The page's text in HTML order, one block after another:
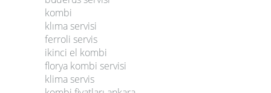
kombi
klıma servisi
ferroli servis
ikinci el kombi
florya kombi servisi
klima servis